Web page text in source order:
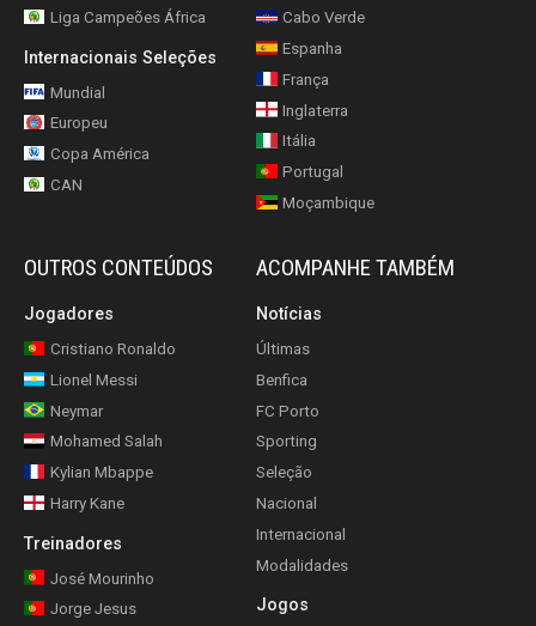
Liga Campeões África
Internacionais Seleções
Mundial
Europeu
Copa América
CAN
Cabo Verde
Espanha
França
Inglaterra
Itália
Portugal
Moçambique
OUTROS CONTEÚDOS
Jogadores
Cristiano Ronaldo
Lionel Messi
Neymar
Mohamed Salah
Kylian Mbappe
Harry Kane
Treinadores
José Mourinho
Jorge Jesus
ACOMPANHE TAMBÉM
Notícias
Últimas
Benfica
FC Porto
Sporting
Seleção
Nacional
Internacional
Modalidades
Jogos